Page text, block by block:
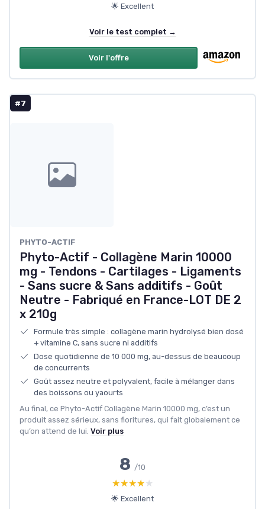
🌟 Excellent
Voir le test complet →
Voir l'offre
#7
PHYTO-ACTIF
Phyto-Actif - Collagène Marin 10000
mg - Tendons - Cartilages - Ligaments
- Sans sucre & Sans additifs - Goût
Neutre - Fabriqué en France-LOT DE 2
x 210g
Formule très simple : collagène marin hydrolysé bien dosé
+ vitamine C, sans sucre ni additifs
Dose quotidienne de 10 000 mg, au-dessus de beaucoup
de concurrents
Goût assez neutre et polyvalent, facile à mélanger dans
des boissons ou yaourts
Au final, ce Phyto-Actif Collagène Marin 10000 mg, c’est un
produit assez sérieux, sans fioritures, qui fait globalement ce
qu’on attend de lui. Voir plus
8 /10
★★★★★
★★★★★
🌟 Excellent